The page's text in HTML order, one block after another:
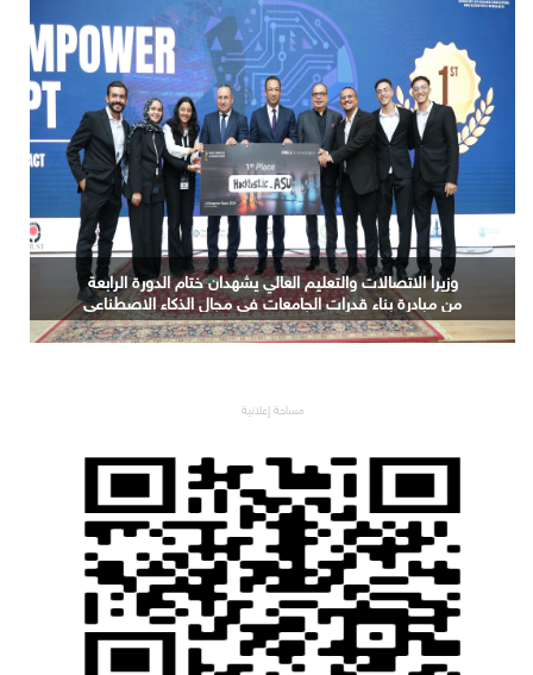
ندوة حول الذكاء الاصطناعي باللغة العربية والنماذج اللغوية
الكبيرة السيادية
مساحة إعلانية